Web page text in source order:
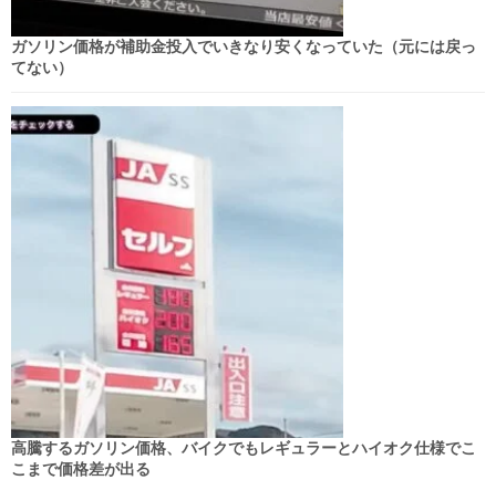
ガソリン価格が補助金投入でいきなり安くなっていた（元には戻っ
てない）
高騰するガソリン価格、バイクでもレギュラーとハイオク仕様でこ
こまで価格差が出る